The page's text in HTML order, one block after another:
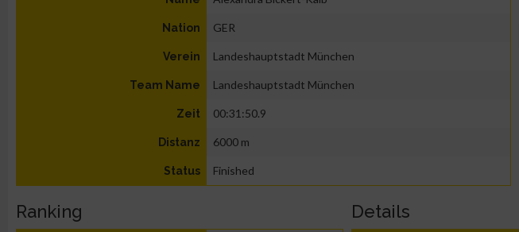
Nation GER
Verein Landeshauptstadt München
Team Name Landeshauptstadt München
Zeit 00:31:50.9
Distanz 6000 m
Status Finished
Ranking Details